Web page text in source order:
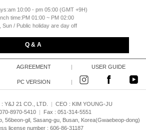
10:00 - pm 05:00 (GMT +9H)
time:PM 01:00 ~ PM 02:00
Sun / Public holiday are day off
Q & A
AGREEMENT USER GUIDE
PC VERSION
Y&J 21 CO., LTD. CEO : KIM YOUNG-JU
8970-5410
Fax : 051-314-5551
56beon-gil, Sasang-gu, Busan, Korea(Gwaebeop-dong)
license number : 606-86-31187